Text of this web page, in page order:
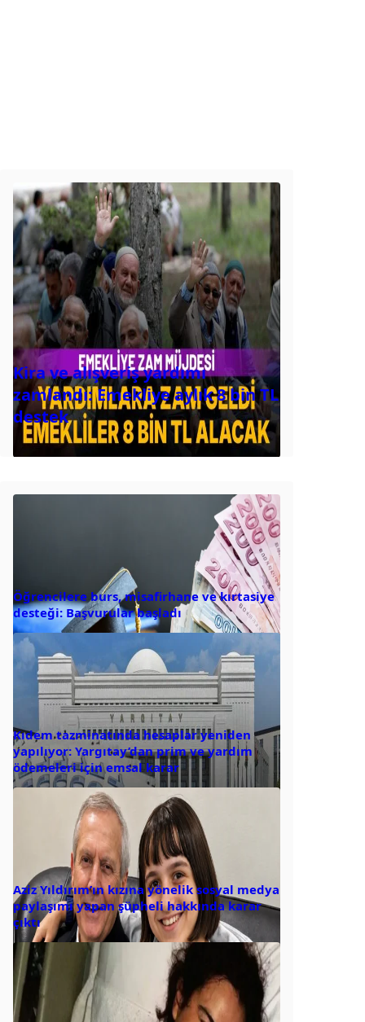
Kira ve alışveriş yardımı
zamlandı: Emekliye aylık 8 bin TL
destek
Öğrencilere burs, misafirhane ve kırtasiye
desteği: Başvurular başladı
Kıdem tazminatında hesaplar yeniden
yapılıyor: Yargıtay’dan prim ve yardım
ödemeleri için emsal karar
Aziz Yıldırım’ın kızına yönelik sosyal medya
paylaşımı yapan şüpheli hakkında karar
çıktı